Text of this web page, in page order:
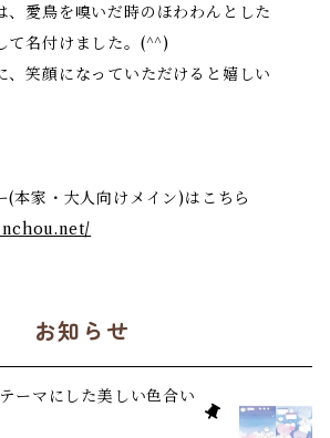
、愛鳥を嗅いだ時のほわわんとした
て名付けました。(^^)
、笑顔になっていただけると嬉しい
(本家・大人向けメイン)はこちら
お知らせ
ーマにした美しい色合い